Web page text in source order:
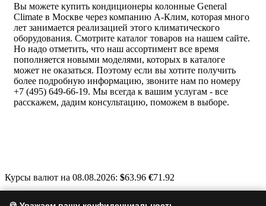
Вы можете купить кондиционеры колонные General
Climate в Москве через компанию А-Клим, которая много
лет занимается реализацией этого климатического
оборудования. Смотрите каталог товаров на нашем сайте.
Но надо отметить, что наш ассортимент все время
пополняется новыми моделями, которых в каталоге
может не оказаться. Поэтому если вы хотите получить
более подробную информацию, звоните нам по номеру
+7 (495) 649-66-19. Мы всегда к вашим услугам - все
расскажем, дадим консультацию, поможем в выборе.
Курсы валют на 08.08.2026: $63.96 €71.92